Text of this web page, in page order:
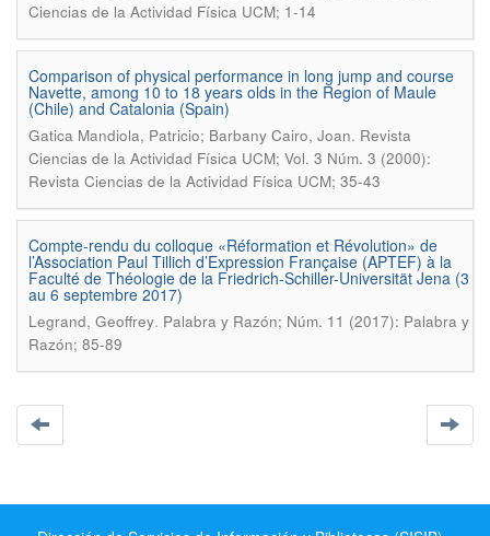
Ciencias de la Actividad Física UCM; 1-14
Comparison of physical performance in long jump and course
Navette, among 10 to 18 years olds in the Region of Maule
(Chile) and Catalonia (Spain)
Gatica Mandiola, Patricio; Barbany Cairo, Joan. Revista
Ciencias de la Actividad Física UCM; Vol. 3 Núm. 3 (2000):
Revista Ciencias de la Actividad Física UCM; 35-43
Compte-rendu du colloque «Réformation et Révolution» de
l’Association Paul Tillich d’Expression Française (APTEF) à la
Faculté de Théologie de la Friedrich-Schiller-Universität Jena (3
au 6 septembre 2017)
Legrand, Geoffrey. Palabra y Razón; Núm. 11 (2017): Palabra y
Razón; 85-89